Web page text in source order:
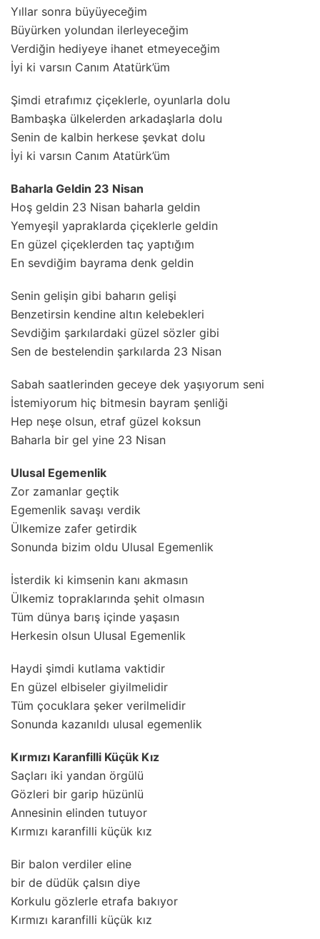
Yıllar sonra büyüyeceğim
Büyürken yolundan ilerleyeceğim
Verdiğin hediyeye ihanet etmeyeceğim
İyi ki varsın Canım Atatürk’üm
Şimdi etrafımız çiçeklerle, oyunlarla dolu
Bambaşka ülkelerden arkadaşlarla dolu
Senin de kalbin herkese şevkat dolu
İyi ki varsın Canım Atatürk’üm
Baharla Geldin 23 Nisan
Hoş geldin 23 Nisan baharla geldin
Yemyeşil yapraklarda çiçeklerle geldin
En güzel çiçeklerden taç yaptığım
En sevdiğim bayrama denk geldin
Senin gelişin gibi baharın gelişi
Benzetirsin kendine altın kelebekleri
Sevdiğim şarkılardaki güzel sözler gibi
Sen de bestelendin şarkılarda 23 Nisan
Sabah saatlerinden geceye dek yaşıyorum seni
İstemiyorum hiç bitmesin bayram şenliği
Hep neşe olsun, etraf güzel koksun
Baharla bir gel yine 23 Nisan
Ulusal Egemenlik
Zor zamanlar geçtik
Egemenlik savaşı verdik
Ülkemize zafer getirdik
Sonunda bizim oldu Ulusal Egemenlik
İsterdik ki kimsenin kanı akmasın
Ülkemiz topraklarında şehit olmasın
Tüm dünya barış içinde yaşasın
Herkesin olsun Ulusal Egemenlik
Haydi şimdi kutlama vaktidir
En güzel elbiseler giyilmelidir
Tüm çocuklara şeker verilmelidir
Sonunda kazanıldı ulusal egemenlik
Kırmızı Karanfilli Küçük Kız
Saçları iki yandan örgülü
Gözleri bir garip hüzünlü
Annesinin elinden tutuyor
Kırmızı karanfilli küçük kız
Bir balon verdiler eline
bir de düdük çalsın diye
Korkulu gözlerle etrafa bakıyor
Kırmızı karanfilli küçük kız